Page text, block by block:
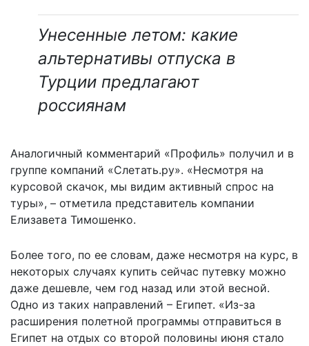
Унесенные летом: какие
альтернативы отпуска в
Турции предлагают
россиянам
Аналогичный комментарий «Профиль» получил и в
группе компаний «Слетать.ру». «Несмотря на
курсовой скачок, мы видим активный спрос на
туры», – отметила представитель компании
Елизавета Тимошенко.
Более того, по ее словам, даже несмотря на курс, в
некоторых случаях купить сейчас путевку можно
даже дешевле, чем год назад или этой весной.
Одно из таких направлений – Египет. «Из-за
расширения полетной программы отправиться в
Египет на отдых со второй половины июня стало